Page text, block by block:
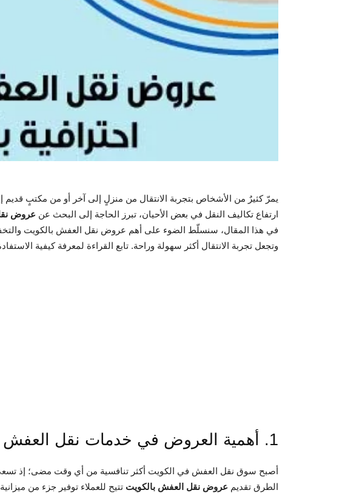
يمرّ كثيرٌ من الأشخاص بتجربة الانتقال من منزلٍ إلى آخر أو من مكتبٍ
ارتفاع تكاليف النقل في بعض الأحيان، تبرز الحاجة إلى البحث عن عروض
في هذا المقال، سنسلّط الضوء على أهم عروض نقل العفش بالكويت
وتجعل تجربة الانتقال أكثر سهولة وراحة. تابع القراءة لمعرفة كيفية
1. أهمية العروض في خدمات نقل العفش
أصبح سوق نقل العفش في الكويت أكثر تنافسية من أي وقت مضى؛ إذ
الطرق تقديم عروض نقل العفش بالكويت تتيح للعملاء توفير جزء من